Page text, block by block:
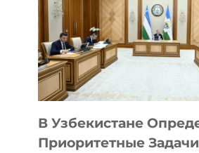
В Узбекистане
Приоритетные